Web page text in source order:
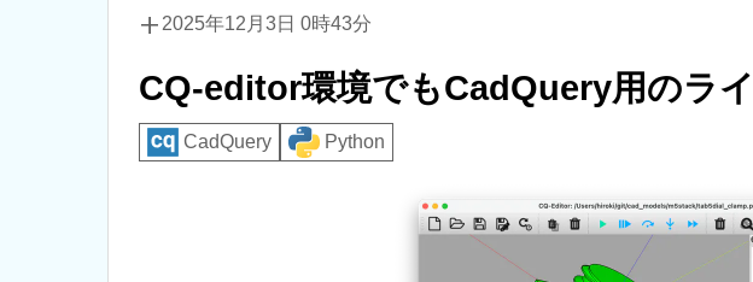
add_2 2025年12月3日 0時43分
CQ-editor環境でもCadQuery用のラ
CadQuery Python